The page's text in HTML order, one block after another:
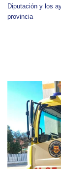
Diputación y los
provincia